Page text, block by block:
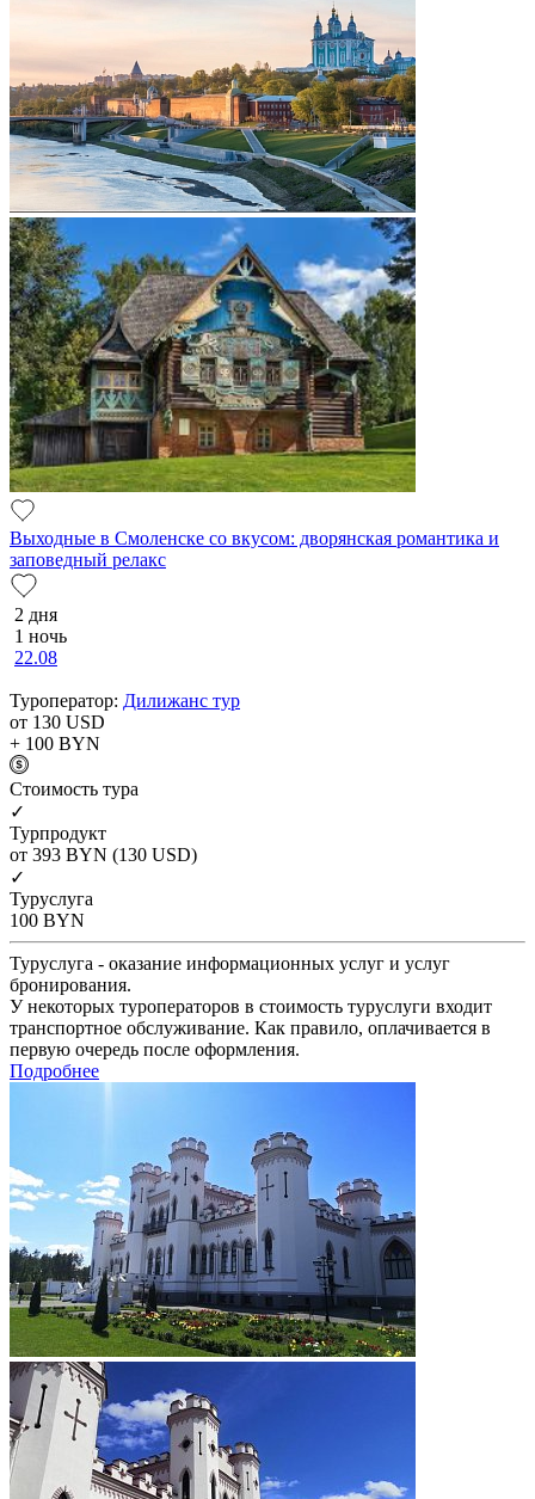
Выходные в Смоленске со вкусом: дворянская романтика и
заповедный релакс
2 дня
1 ночь
22.08
Туроператор: Дилижанс тур
от 130 USD
+ 100 BYN
Cтоимость тура
✓
Турпродукт
от 393 BYN (130 USD)
✓
Туруслуга
100 BYN
Туруслуга - оказание информационных услуг и услуг
бронирования.
У некоторых туроператоров в стоимость туруслуги входит
транспортное обслуживание. Как правило, оплачивается в
первую очередь после оформления.
Подробнее